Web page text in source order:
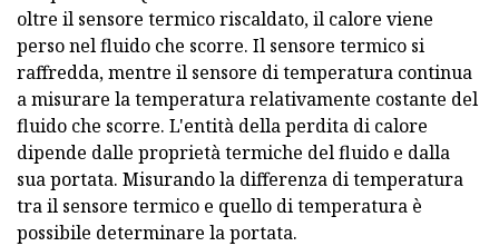
oltre il sensore termico riscaldato, il calore viene
perso nel fluido che scorre. Il sensore termico si
raffredda, mentre il sensore di temperatura continua
a misurare la temperatura relativamente costante del
fluido che scorre. L'entità della perdita di calore
dipende dalle proprietà termiche del fluido e dalla
sua portata. Misurando la differenza di temperatura
tra il sensore termico e quello di temperatura è
possibile determinare la portata.